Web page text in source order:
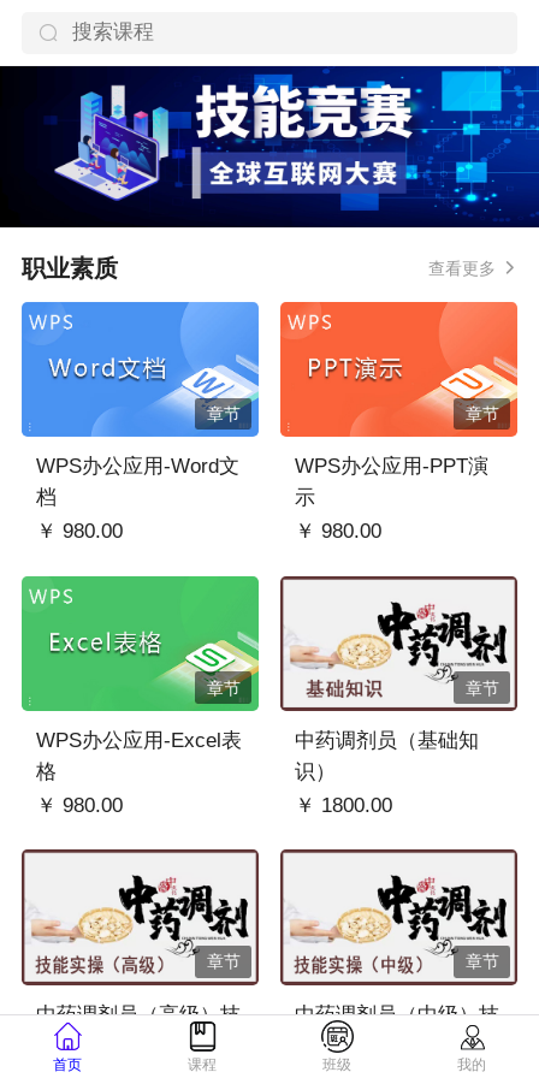
职业素质 查看更多
章节
WPS办公应用-Word文
档
￥ 980.00
章节
WPS办公应用-PPT演
示
￥ 980.00
章节
WPS办公应用-Excel表
格
￥ 980.00
章节
中药调剂员（基础知
识）
￥ 1800.00
章节
中药调剂员（高级）技
能实操
章节
中药调剂员（中级）技
能实操
首页 课程 班级 我的